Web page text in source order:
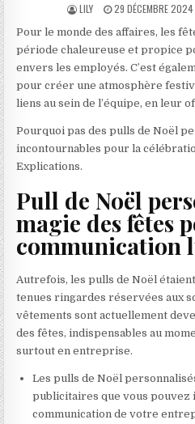
AUTHOR:
LILY PUBLISHED DATE:
29 DÉCEMBRE 2024
Pour le monde des affaires, les
période chaleureuse et propice
envers les employés. C’est
pour créer une atmosphère
liens au sein de l’équipe, en leur
Pourquoi pas des pulls de Noël
incontournables pour la
Explications.
Pull de Noël
magie des fêtes
communication
Autrefois, les pulls de Noël
tenues ringardes réservées aux
vêtements sont actuellement
des fêtes, indispensables au
surtout en entreprise.
Les pulls de Noël
publicitaires que vous pouvez
communication de votre